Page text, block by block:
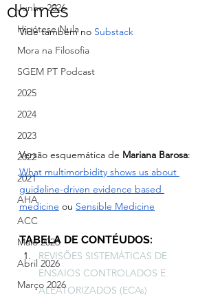
Junho 2026
Hipótese Nula
Mora na Filosofia
SGEM PT Podcast
2025
2024
2023
2022
2021
AHA
ACC
Maio 2026
Abril 2026
Março 2026
do mês
Vide também no Substack
Versão esquemática de Mariana Barosa:
What multimorbidity shows us about
guideline-driven evidence based
medicine ou Sensible Medicine
TABELA DE CONTÉUDOS:
REVISÕES SISTEMÁTICAS DE
ENSAIOS CONTROLADOS E
ALEATORIZADOS (ECAs)